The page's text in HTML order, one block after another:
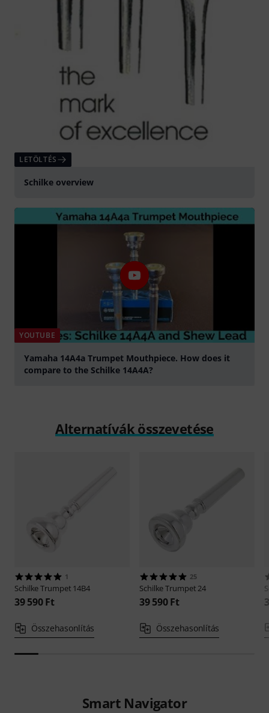
LETÖLTÉS
Schilke overview
YOUTUBE
Yamaha 14A4a Trumpet Mouthpiece. How does it
compare to the Schilke 14A4A?
Alternatívák összevetése
1
SchilkeTrumpet 14B4
39 590 Ft
Összehasonlítás
25
SchilkeTrumpet 24
39 590 Ft
Összehasonlítás
Smart Navigator